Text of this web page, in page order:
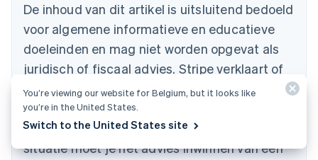
De inhoud van dit artikel is uitsluitend bedoeld
voor algemene informatieve en educatieve
doeleinden en mag niet worden opgevat als
juridisch of fiscaal advies. Stripe verklaart of
garandeert niet dat de informatie in dit artikel
nauwkeurig, volledig, adequaat of actueel is.
Voor aanbevelingen voor jouw specifieke
situatie moet je het advies inwinnen van een
Português English
Bulgarije
English
Canada
EnglishFrançais
English
Denemarken
English
DeutschEnglish
You’re viewing our website for Belgium, but it looks like
you’re in the United States.
Switch to the United States site